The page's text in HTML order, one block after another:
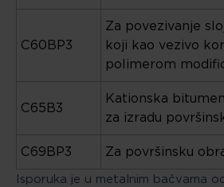
C60BP3
Za povezivanje
koji kao vezivo
polimerom
C65B3
Kationska
za izradu
C69BP3 Za površinsku
Isporuka je u metalnim bačvama